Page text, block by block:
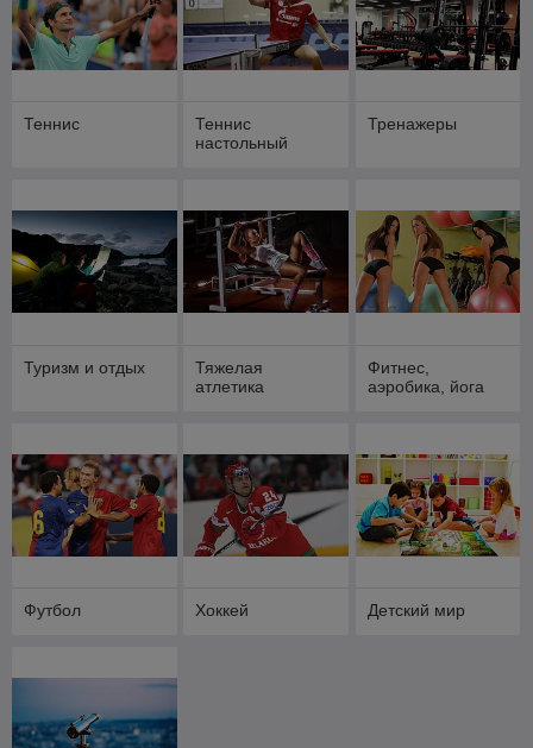
Теннис
Теннис
настольный
Тренажеры
Туризм и отдых
Тяжелая
атлетика
Фитнес,
аэробика, йога
Футбол Хоккей Детский мир